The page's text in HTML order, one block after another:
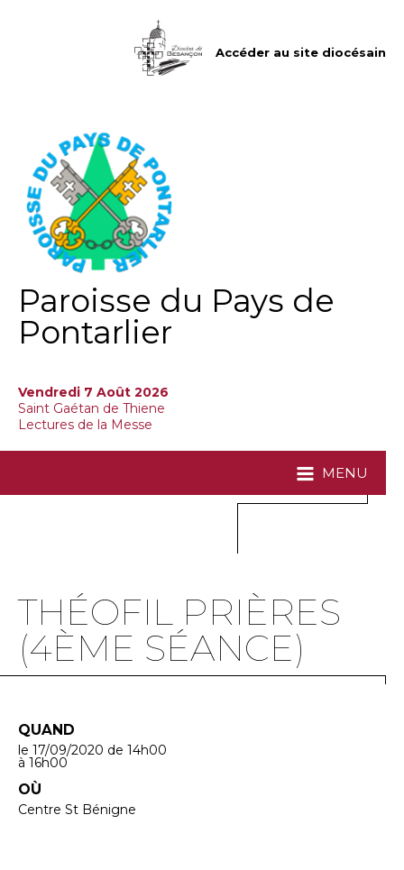
Accéder au site diocésain
Paroisse du Pays de
Pontarlier
Vendredi 7 Août 2026
Saint Gaétan de Thiene
Lectures de la Messe
MENU
THÉOFIL PRIÈRES
(4ÈME SÉANCE)
QUAND
le 17/09/2020 de 14h00
à 16h00
OÙ
Centre St Bénigne